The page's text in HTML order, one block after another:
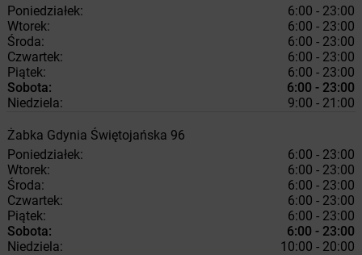
Poniedziałek:
6:00 - 23:00
Wtorek:
6:00 - 23:00
Środa:
6:00 - 23:00
Czwartek:
6:00 - 23:00
Piątek:
6:00 - 23:00
Sobota:
6:00 - 23:00
Niedziela:
9:00 - 21:00
Żabka Gdynia Świętojańska 96
Poniedziałek:
6:00 - 23:00
Wtorek:
6:00 - 23:00
Środa:
6:00 - 23:00
Czwartek:
6:00 - 23:00
Piątek:
6:00 - 23:00
Sobota:
6:00 - 23:00
Niedziela:
10:00 - 20:00